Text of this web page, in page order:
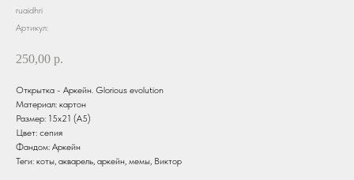
ruaidhri
Артикул:
250,00 р.
Открытка - Аркейн. Glorious evolution
Материал: картон
Размер: 15х21 (А5)
Цвет: сепия
Фандом: Аркейн
Теги: коты, акварель, аркейн, мемы, Виктор